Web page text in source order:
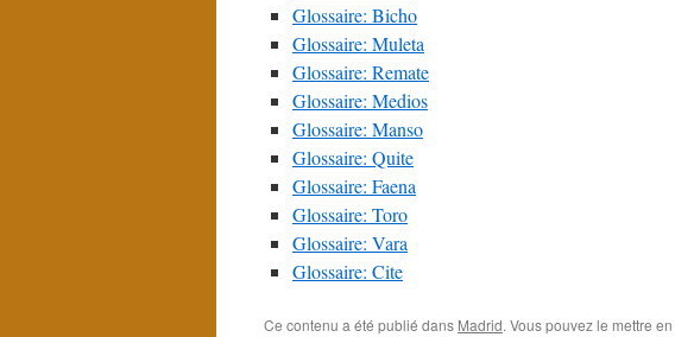
Glossaire: Bicho
Glossaire: Muleta
Glossaire: Remate
Glossaire: Medios
Glossaire: Manso
Glossaire: Quite
Glossaire: Faena
Glossaire: Toro
Glossaire: Vara
Glossaire: Cite
Ce contenu a été publié dans Madrid. Vous pouvez le mettre